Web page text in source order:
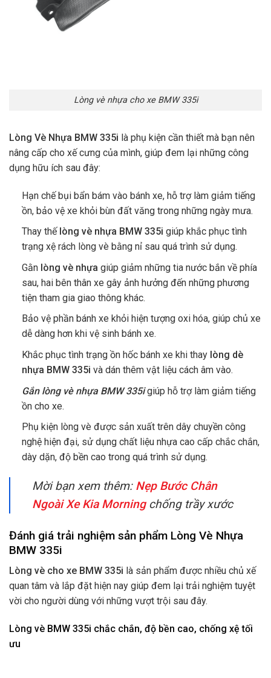
Lòng vè nhựa cho xe BMW 335i
Lòng Vè Nhựa BMW 335i là phụ kiện cần thiết mà bạn nên
nâng cấp cho xế cưng của mình, giúp đem lại những công
dụng hữu ích sau đây:
Hạn chế bụi bẩn bám vào bánh xe, hỗ trợ làm giảm tiếng
ồn, bảo vệ xe khỏi bùn đất văng trong những ngày mưa.
Thay thếlòng vè nhựa BMW 335i giúp khắc phục tình
trạng xệ rách lòng vè bằng nỉ sau quá trình sử dụng.
Gằn lòng vè nhựa giúp giảm những tia nước bắn về phía
sau, hai bên thân xe gây ảnh hưởng đến những phương
tiện tham gia giao thông khác.
Bảo vệ phần bánh xe khỏi hiện tượng oxi hóa, giúp chủ xe
dễ dàng hơn khi vệ sinh bánh xe.
Khắc phục tình trạng ồn hốc bánh xe khi thay lòng dè
nhựa BMW 335i và dán thêm vật liệu cách âm vào.
Gắn lòng vè nhựa BMW 335igiúp hỗ trợ làm giảm tiếng
ồn cho xe.
Phụ kiện lòng vè được sản xuất trên dây chuyền công
nghệ hiện đại, sử dụng chất liệu nhựa cao cấp chắc chắn,
dày dặn, độ bền cao trong quá trình sử dụng.
Mời bạn xem thêm: Nẹp Bước Chân
Ngoài Xe Kia Morningchống trầy xước
Đánh giá trải nghiệm sản phẩm Lòng Vè Nhựa
BMW 335i
Lòng vè cho xe BMW 335i là sản phẩm được nhiều chủ xế
quan tâm và lắp đặt hiện nay giúp đem lại trải nghiệm tuyệt
vời cho người dùng với những vượt trội sau đây.
Lòng vè BMW 335i chắc chắn, độ bền cao, chống xệ tối
ưu